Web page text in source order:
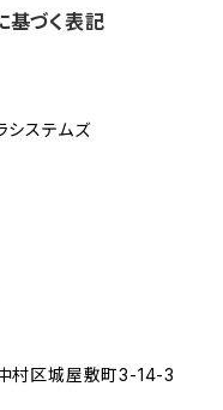
基づく表記
システムズ
村区城屋敷町3-14-3